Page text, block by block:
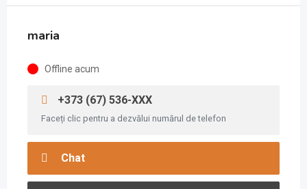
maria
Offline acum
+373 (67) 536-XXX
Faceți clic pentru a dezvălui numărul de telefon
Chat